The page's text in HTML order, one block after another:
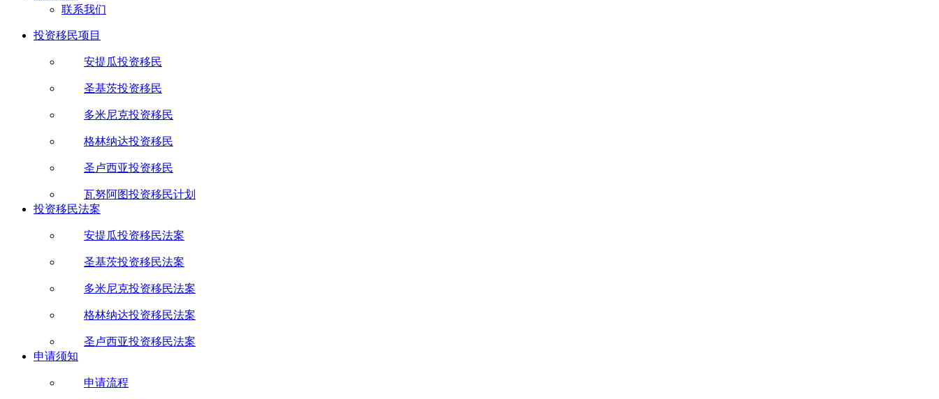
联系我们
投资移民项目
安提瓜投资移民
圣基茨投资移民
多米尼克投资移民
格林纳达投资移民
圣卢西亚投资移民
瓦努阿图投资移民计划
投资移民法案
安提瓜投资移民法案
圣基茨投资移民法案
多米尼克投资移民法案
格林纳达投资移民法案
圣卢西亚投资移民法案
申请须知
申请流程